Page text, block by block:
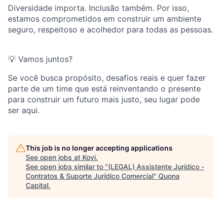
Diversidade importa. Inclusão também. Por isso,
estamos comprometidos em construir um ambiente
seguro, respeitoso e acolhedor para todas as pessoas.
💡 Vamos juntos?
Se você busca propósito, desafios reais e quer fazer
parte de um time que está reinventando o presente
para construir um futuro mais justo, seu lugar pode
ser aqui.
This job is no longer accepting applications
See open jobs at Kovi.
See open jobs similar to "(LEGAL) Assistente Jurídico -
Contratos & Suporte Jurídico Comercial" Quona
Capital.